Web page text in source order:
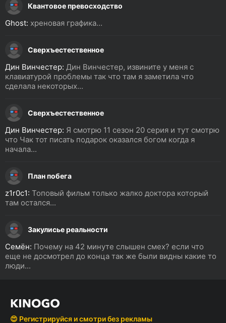
Квантовое превосходство
Ghost: хреновая графика...
Сверхъестественное
Дин Винчестер: Дин Винчестер, извините у меня с
клавиатурой проблемы так что там я заметила что
сделала некоторых...
Сверхъестественное
Дин Винчестер: Я смотрю 11 сезон 20 серия и тут смотрю
что Чак тот писать подарок оказался богом когда я
начала...
План побега
z1r0c1: Топовый фильм только жалко доктора который
там остался...
Закулисье реальности
Семён: Почему на 42 минуте слышен смех? если что
еще не досмотрел до конца так же были видны какие то
люди...
😍 Регистрируйся и смотри без рекламы